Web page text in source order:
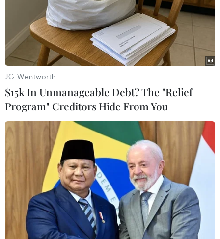
"Bức tường tự hào" - ý tưởngcho phép người trẻ thể hiện chân
dung bản thân thông qua những từ khóa ngắn gọn, súc tích.
(Ảnh: Minh Anh/Vietnam+)
(Ảnh: Minh Anh/Vietnam+)
JG Wentworth
$15k In Unmanageable Debt? The "Relief
Program" Creditors Hide From You